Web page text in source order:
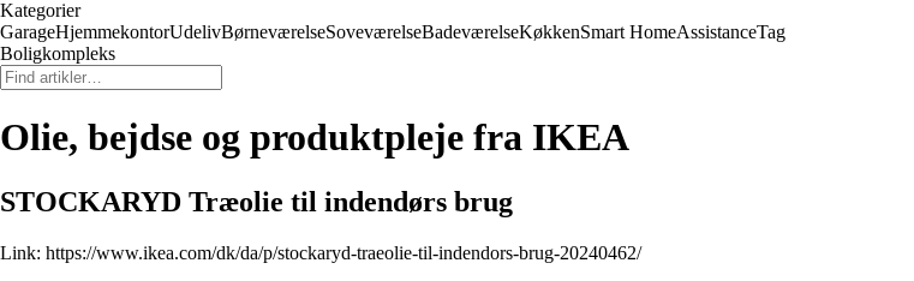
Kategorier
GarageHjemmekontorUdelivBørneværelseSoveværelseBadeværelseKøkkenSmart HomeAssistanceTag
Boligkompleks
Olie, bejdse og produktpleje fra IKEA
STOCKARYD Træolie til indendørs brug
Link: https://www.ikea.com/dk/da/p/stockaryd-traeolie-til-indendors-brug-20240462/